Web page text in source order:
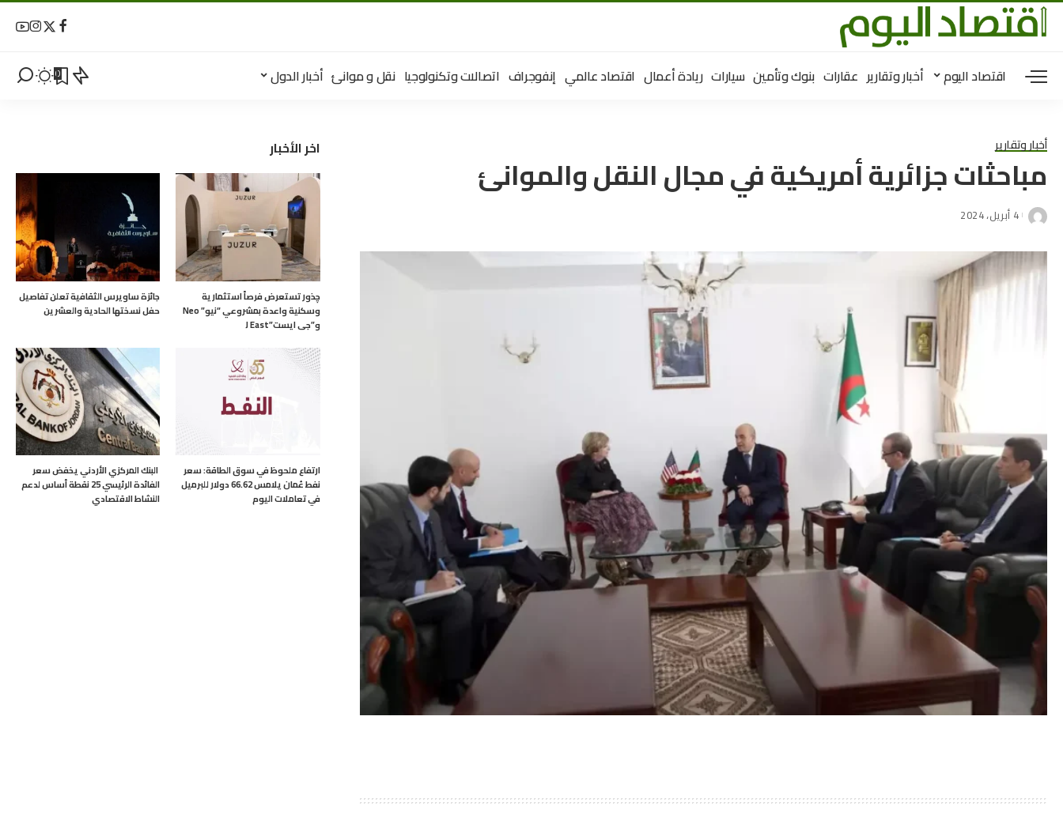
اقتصاد اليوم أخبار وتقارير عقارات بنوك وتأمين سيارات ريادة أعمال اقتصاد عالمي إنفوجراف اتصالات وتكنولوجيا نقل و موانئ أخبار الدول 0
أخبار وتقارير
مباحثات جزائرية أمريكية في مجال النقل والموانئ
4 أبريل، 2024
اخر الأخبار
چذور تستعرض فرصاً استثمارية
وسكنية واعدة بمشروعي “نيو” Neo
و”جى ايست”J East
جائزة ساويرس الثقافية تعلن تفاصيل
حفل نسختها الحادية والعشرين
ارتفاع ملحوظ في سوق الطاقة: سعر
نفط عُمان يلامس 66.62 دولار للبرميل
في تعاملات اليوم
البنك المركزي الأردني يخفض سعر
الفائدة الرئيسي 25 نقطة أساس لدعم
النشاط الاقتصادي